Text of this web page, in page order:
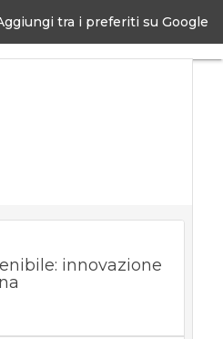
tra i preferiti su Google
innovazione